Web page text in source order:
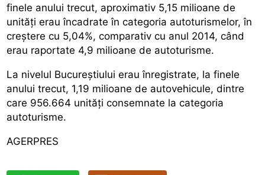
finele anului trecut, aproximativ 5,15 milioane de
unități erau încadrate în categoria autoturismelor, în
creștere cu 5,04%, comparativ cu anul 2014, când
erau raportate 4,9 milioane de autoturisme.
La nivelul Bucureștiului erau înregistrate, la finele
anului trecut, 1,19 milioane de autovehicule, dintre
care 956.664 unități consemnate la categoria
autoturisme.
AGERPRES